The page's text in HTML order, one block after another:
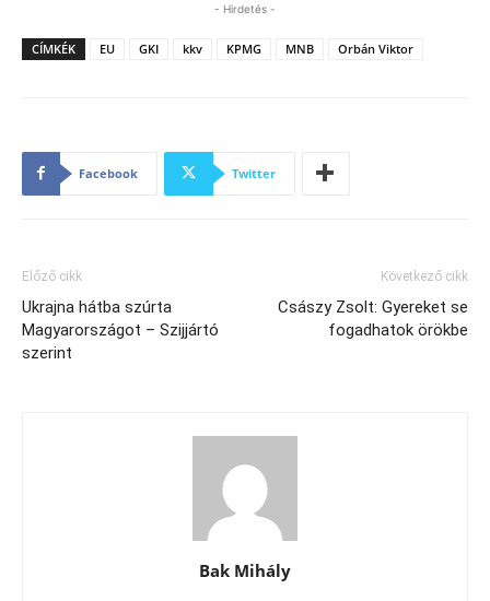
- Hirdetés -
CÍMKÉK EU GKI kkv KPMG MNB Orbán Viktor
Facebook Twitter
Előző cikk
Ukrajna hátba szúrta
Magyarországot – Szijjártó
szerint
Következő cikk
Császy Zsolt: Gyereket se
fogadhatok örökbe
Bak Mihály